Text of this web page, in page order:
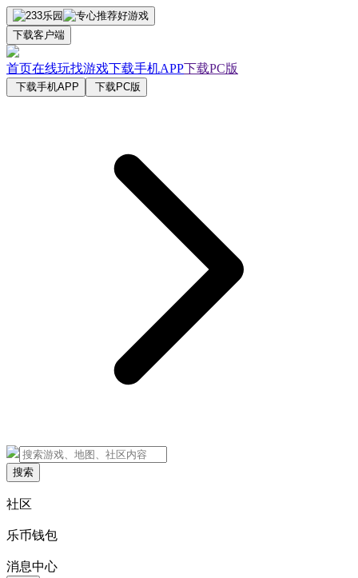
下载客户端
首页在线玩找游戏下载手机APP下载PC版
下载手机APP 下载PC版
搜索
社区
乐币钱包
消息中心